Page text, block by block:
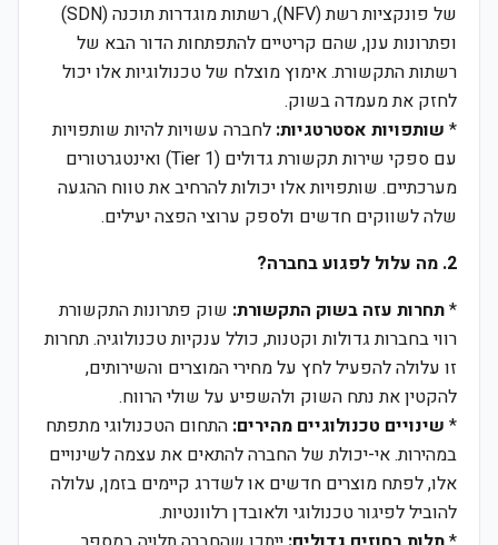
של פונקציות רשת (NFV), רשתות מוגדרות תוכנה (SDN)
ופתרונות ענן, שהם קריטיים להתפתחות הדור הבא של
רשתות התקשורת. אימוץ מוצלח של טכנולוגיות אלו יכול
לחזק את מעמדה בשוק.
* שותפויות אסטרטגיות: לחברה עשויות להיות שותפויות
עם ספקי שירות תקשורת גדולים (Tier 1) ואינטגרטורים
מערכתיים. שותפויות אלו יכולות להרחיב את טווח ההגעה
שלה לשווקים חדשים ולספק ערוצי הפצה יעילים.
2. מה עלול לפגוע בחברה?
*תחרות עזה בשוק התקשורת: שוק פתרונות התקשורת
רווי בחברות גדולות וקטנות, כולל ענקיות טכנולוגיה. תחרות
זו עלולה להפעיל לחץ על מחירי המוצרים והשירותים,
להקטין את נתח השוק ולהשפיע על שולי הרווח.
* שינויים טכנולוגיים מהירים: התחום הטכנולוגי מתפתח
במהירות. אי-יכולת של החברה להתאים את עצמה לשינויים
אלו, לפתח מוצרים חדשים או לשדרג קיימים בזמן, עלולה
להוביל לפיגור טכנולוגי ולאובדן רלוונטיות.